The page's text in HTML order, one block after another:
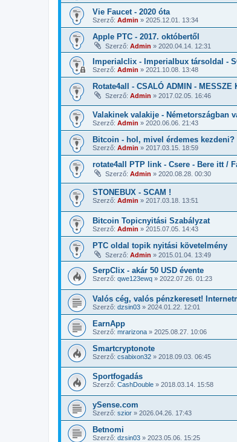
Vie Faucet - 2020 óta
Szerző: Admin » 2025.12.01. 13:34
Apple PTC - 2017. októbertől
Szerző: Admin » 2020.04.14. 12:31
Imperialclix - Imperialbux társoldal -
Szerző: Admin » 2021.10.08. 13:48
Rotate4all - CSALÓ ADMIN - MESSZE
Szerző: Admin » 2017.02.05. 16:46
Valakinek valakije - Németországban
Szerző: Admin » 2020.06.06. 21:43
Bitcoin - hol, mivel érdemes kezdeni?
Szerző: Admin » 2017.03.15. 18:59
rotate4all PTP link - Csere - Bere itt /
Szerző: Admin » 2020.08.28. 00:30
STONEBUX - SCAM !
Szerző: Admin » 2017.03.18. 13:51
Bitcoin Topicnyitási Szabályzat
Szerző: Admin » 2015.07.05. 14:43
PTC oldal topik nyitási követelmény
Szerző: Admin » 2015.01.04. 13:49
SerpClix - akár 50 USD évente
Szerző: qwe123ewq » 2022.07.26. 01:23
Valós cég, valós pénzkereset!
Szerző: dzsin03 » 2024.01.22. 12:01
EarnApp
Szerző: mrarizona » 2025.08.27. 10:06
Smartcryptonote
Szerző: csabixon32 » 2018.09.03. 06:45
Sportfogadás
Szerző: CashDouble » 2018.03.14. 15:58
ySense.com
Szerző: szior » 2026.04.26. 17:43
Betnomi
Szerző: dzsin03 » 2023.05.06. 15:25